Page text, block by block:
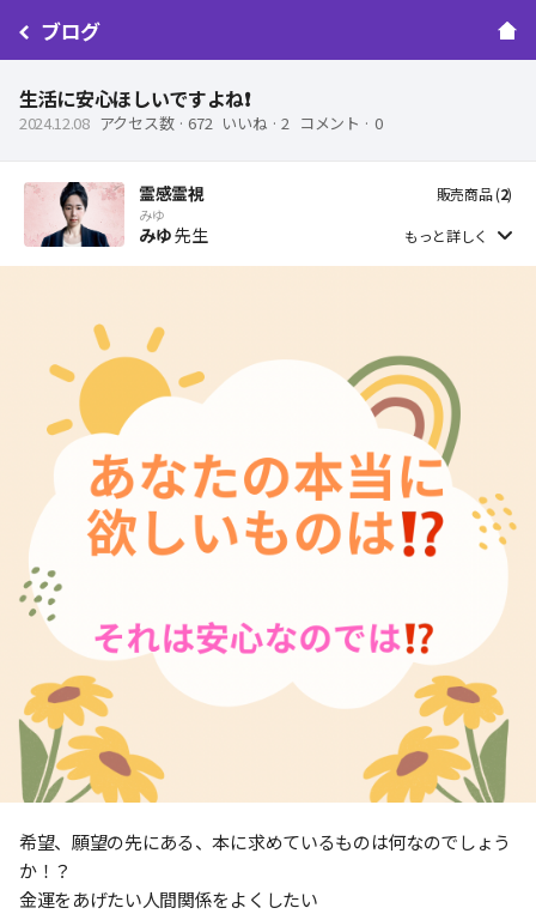
ブログ
生活に安心ほしいですよね❗️
2024.12.08 アクセス数 ·672 いいね ·2 コメント · 0
霊感霊視 販売商品 (2)
みゆ
みゆ先生 もっと詳しく
希望、願望の先にある、本に求めているものは何なのでしょう
か！？
金運をあげたい人間関係をよくしたい